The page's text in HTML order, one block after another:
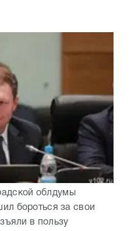
облдумы
бороться за свои
в пользу